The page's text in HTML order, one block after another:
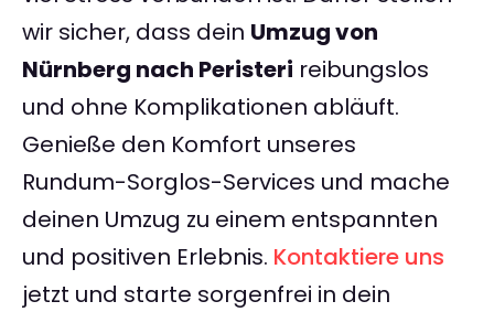
wir sicher, dass dein Umzug von
Nürnberg nach Peristeri reibungslos
und ohne Komplikationen abläuft.
Genieße den Komfort unseres
Rundum-Sorglos-Services und mache
deinen Umzug zu einem entspannten
und positiven Erlebnis. Kontaktiere uns
jetzt und starte sorgenfrei in dein